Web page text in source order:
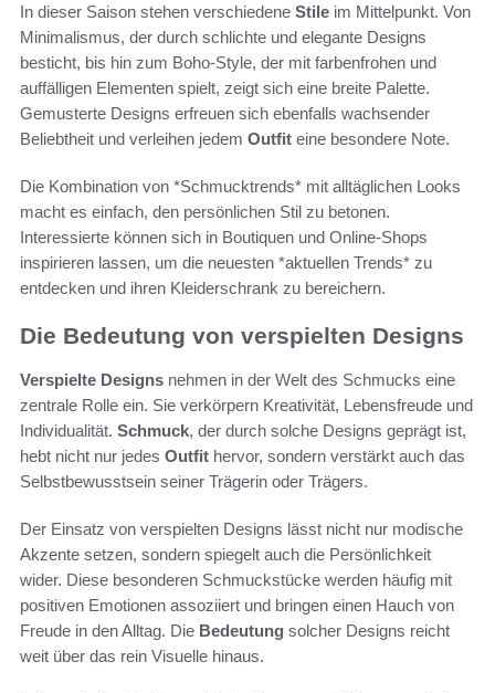
In dieser Saison stehen verschiedene Stile im Mittelpunkt. Von
Minimalismus, der durch schlichte und elegante Designs
besticht, bis hin zum Boho-Style, der mit farbenfrohen und
auffälligen Elementen spielt, zeigt sich eine breite Palette.
Gemusterte Designs erfreuen sich ebenfalls wachsender
Beliebtheit und verleihen jedem Outfit eine besondere Note.
Die Kombination von *Schmucktrends* mit alltäglichen Looks
macht es einfach, den persönlichen Stil zu betonen.
Interessierte können sich in Boutiquen und Online-Shops
inspirieren lassen, um die neuesten *aktuellen Trends* zu
entdecken und ihren Kleiderschrank zu bereichern.
Die Bedeutung von verspielten Designs
Verspielte Designs nehmen in der Welt des Schmucks eine
zentrale Rolle ein. Sie verkörpern Kreativität, Lebensfreude und
Individualität. Schmuck, der durch solche Designs geprägt ist,
hebt nicht nur jedes Outfit hervor, sondern verstärkt auch das
Selbstbewusstsein seiner Trägerin oder Trägers.
Der Einsatz von verspielten Designs lässt nicht nur modische
Akzente setzen, sondern spiegelt auch die Persönlichkeit
wider. Diese besonderen Schmuckstücke werden häufig mit
positiven Emotionen assoziiert und bringen einen Hauch von
Freude in den Alltag. Die Bedeutung solcher Designs reicht
weit über das rein Visuelle hinaus.